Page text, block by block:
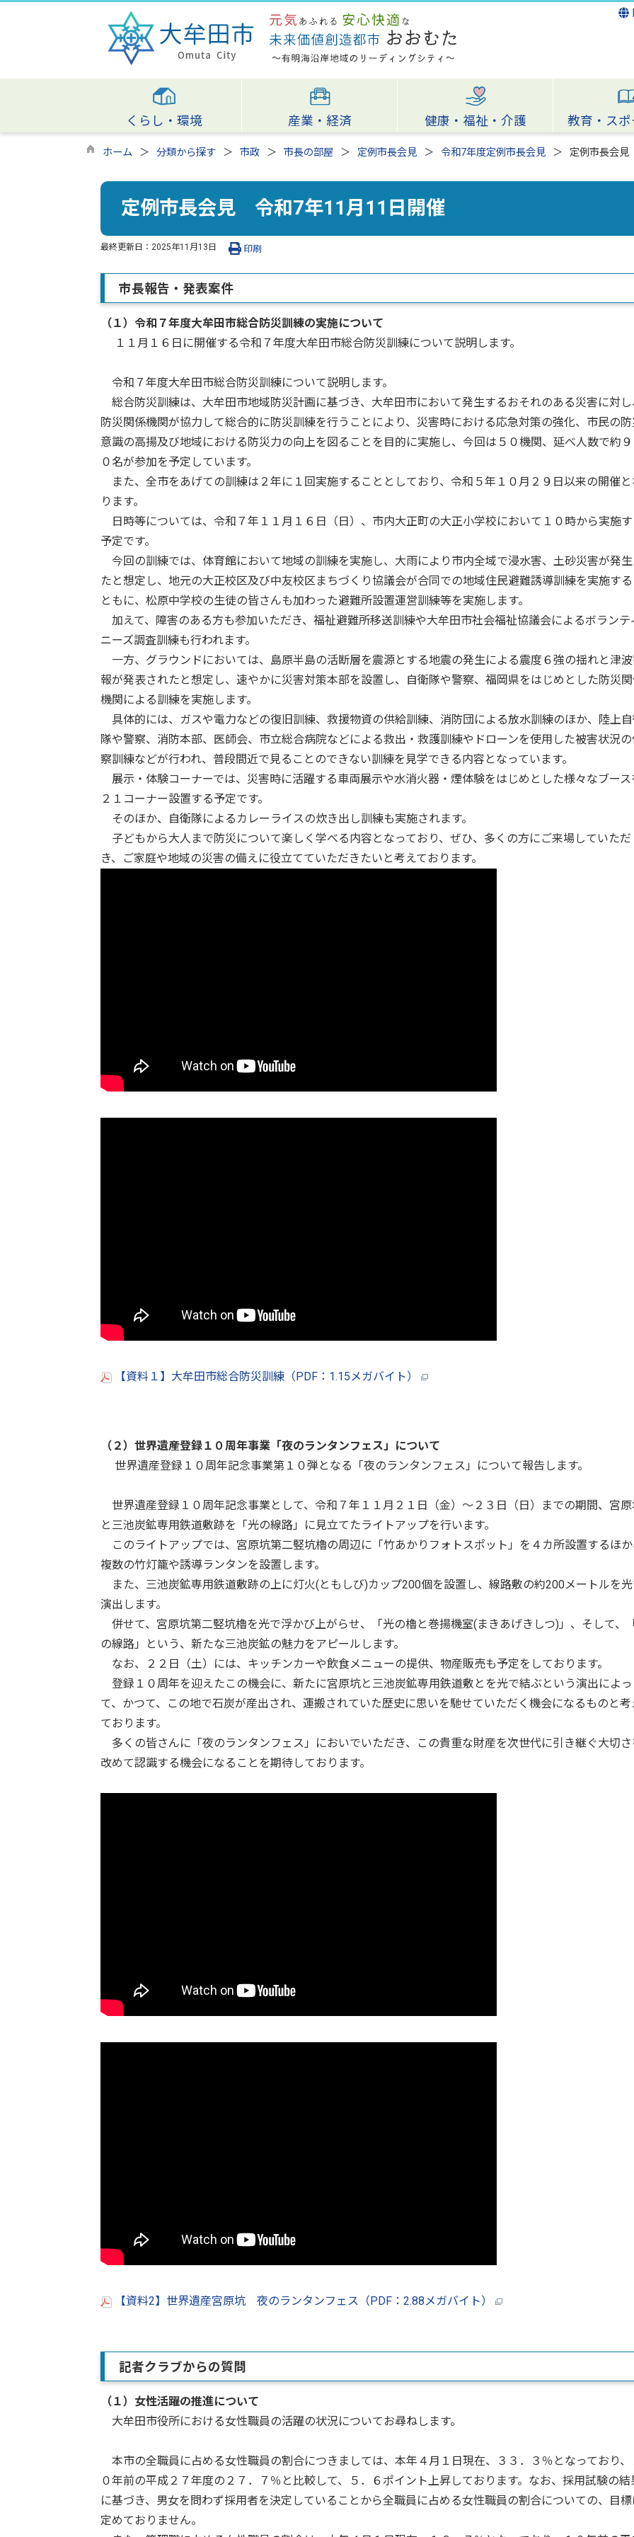
くらし・環境 産業・経済 健康・福祉・介護 教育・ス
ホーム 分類から探す 市政 市長の部屋 定例市長会見 令和7年度定例市長会見 定例市長会
定例市長会見 令和7年11月11日開催
最終更新日： 2025年11月13日 印刷
市長報告・発表案件
（１） 令和７年度大牟田市総合防災訓練の実施について
１１月１６日に開催する令和７年度大牟田市総合防災訓練について説明します。
令和７年度大牟田市総合防災訓練について説明します。
総合防災訓練は、大牟田市地域防災計画に基づき、大牟田市において発生するおそれのある災害に対し
防災関係機関が協力して総合的に防災訓練を行うことにより、災害時における応急対策の強化、市民の防
意識の高揚及び地域における防災力の向上を図ることを目的に実施し、今回は５０機関、延べ人数で約９
０名が参加を予定しています。
また、全市をあげての訓練は２年に１回実施することとしており、令和５年１０月２９日以来の開催と
ります。
日時等については、令和７年１１月１６日（日）、市内大正町の大正小学校において１０時から実施す
予定です。
今回の訓練では、体育館において地域の訓練を実施し、大雨により市内全域で浸水害、土砂災害が発生
たと想定し、地元の大正校区及び中友校区まちづくり協議会が合同での地域住民避難誘導訓練を実施する
ともに、松原中学校の生徒の皆さんも加わった避難所設置運営訓練等を実施します。
加えて、障害のある方も参加いただき、福祉避難所移送訓練や大牟田市社会福祉協議会によるボランテ
ニーズ調査訓練も行われます。
一方、グラウンドにおいては、島原半島の活断層を震源とする地震の発生による震度６強の揺れと津
報が発表されたと想定し、速やかに災害対策本部を設置し、自衛隊や警察、福岡県をはじめとした防災
機関による訓練を実施します。
具体的には、ガスや電力などの復旧訓練、救援物資の供給訓練、消防団による放水訓練のほか、陸上
隊や警察、消防本部、医師会、市立総合病院などによる救出・救護訓練やドローンを使用した被害状況の
察訓練などが行われ、普段間近で見ることのできない訓練を見学できる内容となっています。
展示・体験コーナーでは、災害時に活躍する車両展示や水消火器・煙体験をはじめとした様々なブース
２１コーナー設置する予定です。
そのほか、自衛隊によるカレーライスの炊き出し訓練も実施されます。
子どもから大人まで防災について楽しく学べる内容となっており、ぜひ、多くの方にご来場していただ
き、ご家庭や地域の災害の備えに役立てていただきたいと考えております。
【資料１】大牟田市総合防災訓練（PDF：1.15メガバイト）
（２） 世界遺産登録１０周年事業「夜のランタンフェス」について
世界遺産登録１０周年記念事業第１０弾となる「夜のランタンフェス」について報告します。
世界遺産登録１０周年記念事業として、令和７年１１月２１日（金）～２３日（日）までの期間、宮
と三池炭鉱専用鉄道敷跡を「光の線路」に見立てたライトアップを行います。
このライトアップでは、宮原坑第二竪坑櫓の周辺に「竹あかりフォトスポット」を４カ所設置するほか
複数の竹灯籠や誘導ランタンを設置します。
また、三池炭鉱専用鉄道敷跡の上に灯火(ともしび)カップ200個を設置し、線路敷の約200メートルを
演出します。
併せて、宮原坑第二竪坑櫓を光で浮かび上がらせ、「光の櫓と巻揚機室(まきあげきしつ)」、そして、
の線路」という、新たな三池炭鉱の魅力をアピールします。
なお、２２日（土）には、キッチンカーや飲食メニューの提供、物産販売も予定をしております。
登録１０周年を迎えたこの機会に、新たに宮原坑と三池炭鉱専用鉄道敷とを光で結ぶという演出によっ
て、かつて、この地で石炭が産出され、運搬されていた歴史に思いを馳せていただく機会になるものと考
ております。
多くの皆さんに「夜のランタンフェス」においでいただき、この貴重な財産を次世代に引き継ぐ大切さ
改めて認識する機会になることを期待しております。
【資料2】世界遺産宮原坑 夜のランタンフェス（PDF：2.88メガバイト）
記者クラブからの質問
（１） 女性活躍の推進について
大牟田市役所における女性職員の活躍の状況についてお尋ねします。
本市の全職員に占める女性職員の割合につきましては、本年４月１日現在、３３．３％となっており、
０年前の平成２７年度の２７．７％と比較して、５．６ポイント上昇しております。なお、採用試験の結
に基づき、男女を問わず採用者を決定していることから全職員に占める女性職員の割合についての、目標
定めておりません。